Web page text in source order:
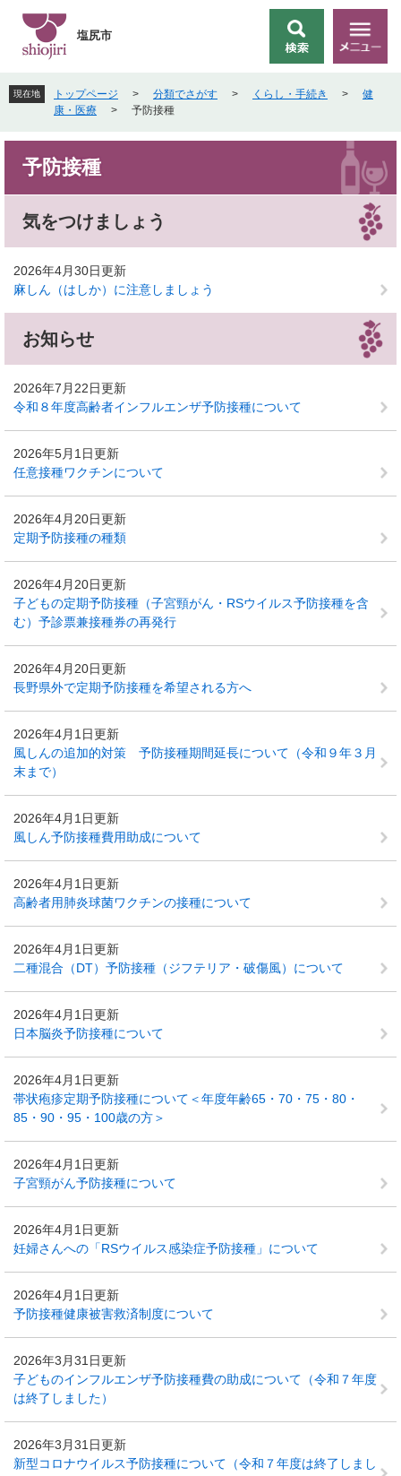
先
頭
す
を
飛
し
文
索
メ
ニ
塩尻市
現在地 トップページ > 分類でさがす > くらし・手続き >
健
康・医療
> 予防接種
予防接種
気をつけましょう
2026年4月30日更新
麻しん（はしか）に注意しましょう
お知らせ
2026年7月22日更新
令和８年度高齢者インフルエンザ予防接種について
2026年5月1日更新
任意接種ワクチンについて
2026年4月20日更新
定期予防接種の種類
2026年4月20日更新
子どもの定期予防接種（子宮頸がん・RSウイルス予防接種を含
む）予診票兼接種券の再発行
2026年4月20日更新
長野県外で定期予防接種を希望される方へ
2026年4月1日更新
風しんの追加的対策 予防接種期間延長について（令和９年３月
末まで）
2026年4月1日更新
風しん予防接種費用助成について
2026年4月1日更新
高齢者用肺炎球菌ワクチンの接種について
2026年4月1日更新
二種混合（DT）予防接種（ジフテリア・破傷風）について
2026年4月1日更新
日本脳炎予防接種について
2026年4月1日更新
帯状疱疹定期予防接種について＜年度年齢65・70・75・80・
85・90・95・100歳の方＞
2026年4月1日更新
子宮頸がん予防接種について
2026年4月1日更新
妊婦さんへの「RSウイルス感染症予防接種」について
2026年4月1日更新
予防接種健康被害救済制度について
2026年3月31日更新
子どものインフルエンザ予防接種費の助成について（令和７年度
は終了しました）
2026年3月31日更新
新型コロナウイルス予防接種について（令和７年度は終了しまし